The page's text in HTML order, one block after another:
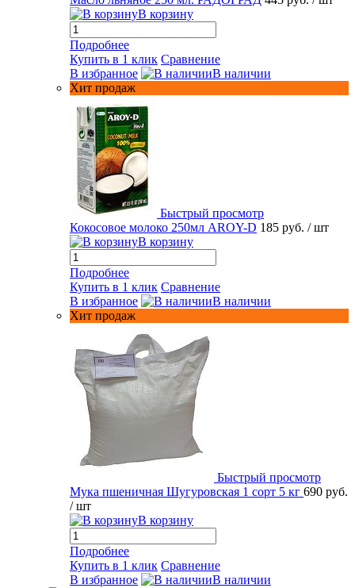
В корзину
Подробнее
Купить в 1 клик Сравнение
В избранное
В наличии
Хит продаж
Быстрый просмотр
Кокосовое молоко 250мл AROY-D 185 руб. / шт
В корзину
Подробнее
Купить в 1 клик Сравнение
В избранное
В наличии
Хит продаж
Быстрый просмотр
Мука пшеничная Шугуровская 1 сорт 5 кг 690 руб.
/ шт
В корзину
Подробнее
Купить в 1 клик Сравнение
В избранное
В наличии